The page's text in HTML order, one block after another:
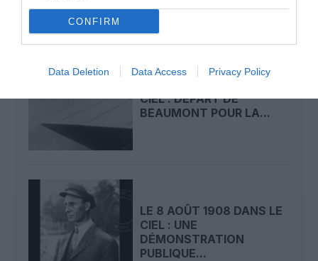
CONFIRM
Data Deletion Data Access Privacy Policy
CIEL : DÉPART DE
BEAUMONT POUR LA...
LE 8 AOÛT 1908 DANS LE
CIEL : UNE
DÉMONSTRATION
PUBLIQUE...